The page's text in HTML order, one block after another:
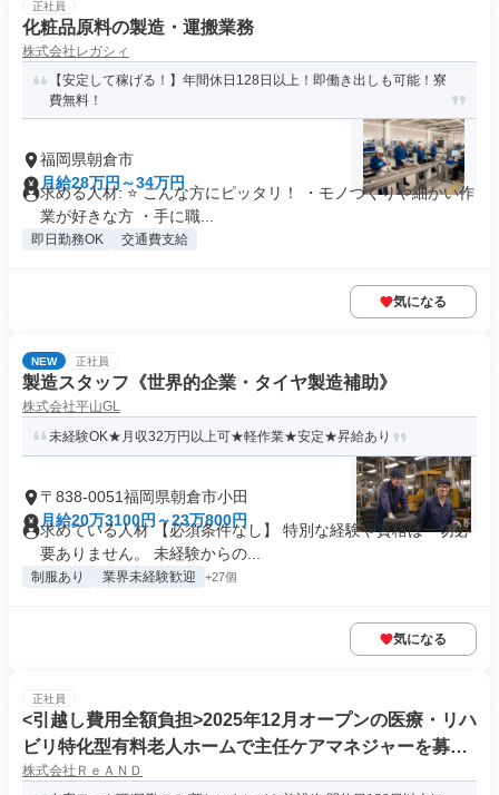
正社員
化粧品原料の製造・運搬業務
株式会社レガシィ
【安定して稼げる！】年間休日128日以上！即働き出しも可能！寮
費無料！
福岡県朝倉市
月給28万円～34万円
求める人材: ⭐ こんな方にピッタリ！ ・モノづくりや細かい作
業が好きな方 ・手に職...
即日勤務OK 交通費支給
気になる
NEW 正社員
製造スタッフ《世界的企業・タイヤ製造補助》
株式会社平山GL
未経験OK★月収32万円以上可★軽作業★安定★昇給あり
〒838-0051福岡県朝倉市小田
月給20万3100円～23万800円
求めている人材 【必須条件なし】 特別な経験や資格は一切必
要ありません。 未経験からの...
制服あり 業界未経験歓迎 +27個
気になる
正社員
<引越し費用全額負担>2025年12月オープンの医療・リハ
ビリ特化型有料老人ホームで主任ケアマネジャーを募集
中!
株式会社ＲｅＡＮＤ